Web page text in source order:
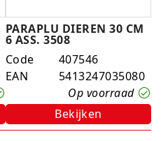
PARAPLU DIEREN 30 CM
6 ASS. 3508
Code
407546
EAN
5413247035080
Op voorraad
Bekijken